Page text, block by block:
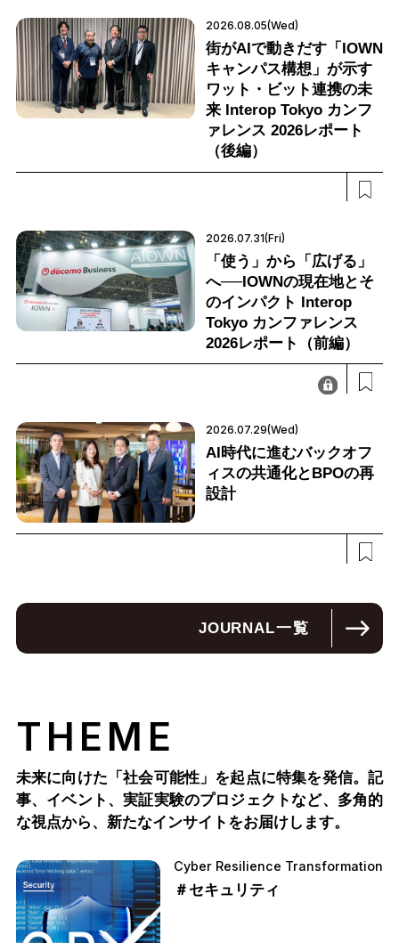
2026.08.05(Wed)
街がAIで動きだす「IOWN
キャンパス構想」が示す
ワット・ビット連携の未
来 Interop Tokyo カンフ
ァレンス 2026レポート
（後編）
2026.07.31(Fri)
「使う」から「広げる」
へ──IOWNの現在地とそ
のインパクト Interop
Tokyo カンファレンス
2026レポート（前編）
2026.07.29(Wed)
AI時代に進むバックオフ
ィスの共通化とBPOの再
設計
JOURNAL一覧
THEME
未来に向けた「社会可能性」を起点に特集を発信。記
事、イベント、実証実験のプロジェクトなど、多角的
な視点から、新たなインサイトをお届けします。
Cyber Resilience Transformation
＃セキュリティ